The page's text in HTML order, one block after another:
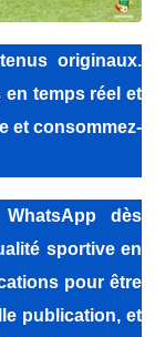
originaux.
temps réel et
et consommez-
WhatsApp dès
sportive en
pour être
publication, et